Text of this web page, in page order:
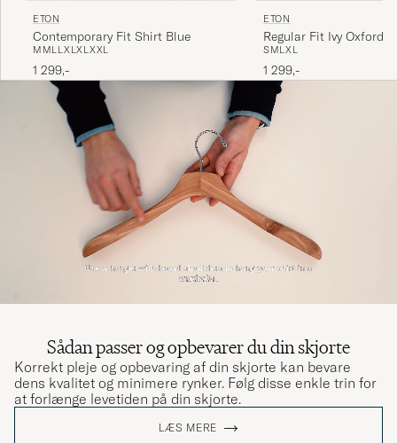
ETON
Contemporary Fit Shirt Blue
M MLLXLXLXXL
1 299,-
ETON
Regular Fit Ivy Oxford
SMLXL
1 299,-
Sådan passer og opbevarer du din skjorte
Korrekt pleje og opbevaring af din skjorte kan bevare
dens kvalitet og minimere rynker. Følg disse enkle trin for
at forlænge levetiden på din skjorte.
LÆS MERE